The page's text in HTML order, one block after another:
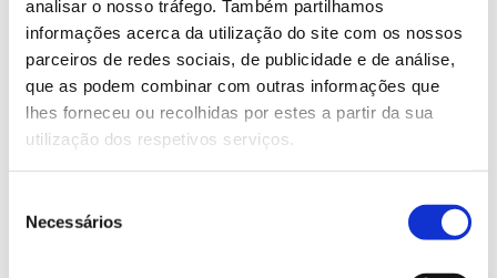
analisar o nosso tráfego. Também partilhamos
informações acerca da utilização do site com os nossos
parceiros de redes sociais, de publicidade e de análise,
que as podem combinar com outras informações que
lhes forneceu ou recolhidas por estes a partir da sua
utilização dos respetivos serviços.
Necessários
algo que tem muito interesse.”
Outra aplicação da celulose no sector da energia,
que se encontra ainda em investigação, reside no
potencial das estruturas porosas geradas na
formação de papel, as quais podem ser exploradas
para funcionalização, através de um polímero
condutor, criando uma estrutura de conversão de
energia mecânica em energia elétrica.